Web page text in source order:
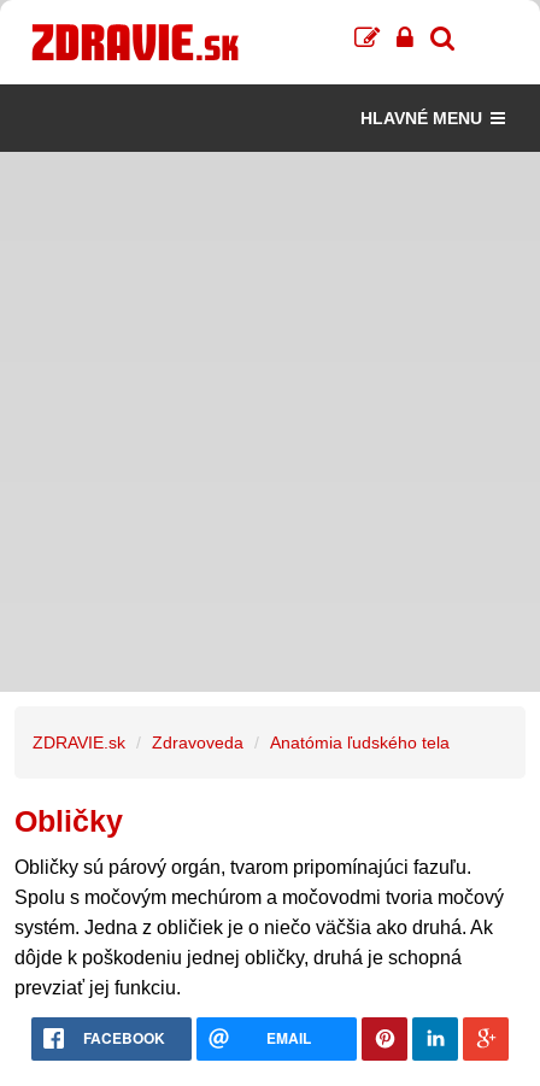
HLAVNÉ MENU
ZDRAVIE.sk Zdravoveda Anatómia ľudského tela
Obličky
Obličky sú párový orgán, tvarom pripomínajúci fazuľu.
Spolu s močovým mechúrom a močovodmi tvoria močový
systém. Jedna z obličiek je o niečo väčšia ako druhá. Ak
dôjde k poškodeniu jednej obličky, druhá je schopná
prevziať jej funkciu.
FACEBOOK EMAIL